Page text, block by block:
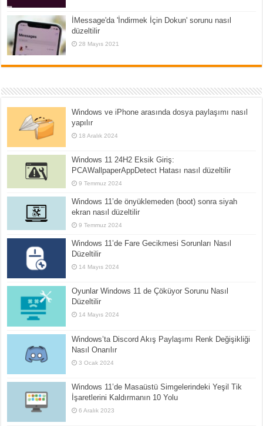
İMessage'da 'İndirmek İçin Dokun' sorunu nasıl
düzeltilir
28 Mayıs 2021
Windows ve iPhone arasında dosya paylaşımı nasıl
yapılır
18 Aralık 2024
Windows 11 24H2 Eksik Giriş:
PCAWallpaperAppDetect Hatası nasıl düzeltilir
9 Temmuz 2024
Windows 11’de önyüklemeden (boot) sonra siyah
ekran nasıl düzeltilir
9 Temmuz 2024
Windows 11’de Fare Gecikmesi Sorunları Nasıl
Düzeltilir
14 Mayıs 2024
Oyunlar Windows 11 de Çöküyor Sorunu Nasıl
Düzeltilir
14 Mayıs 2024
Windows’ta Discord Akış Paylaşımı Renk Değişikliği
Nasıl Onarılır
3 Ocak 2024
Windows 11’de Masaüstü Simgelerindeki Yeşil Tik
İşaretlerini Kaldırmanın 10 Yolu
6 Aralık 2023